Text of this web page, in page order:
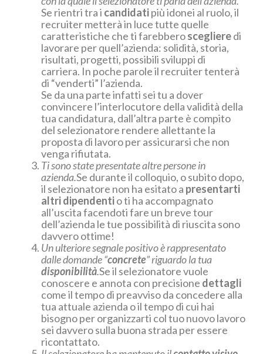
Se rientri tra i candidatipiù idonei al ruolo, il
recruiter metterà in luce tutte quelle
caratteristiche che ti farebberosceglieredi
lavorare per quell’azienda: solidità, storia,
risultati, progetti, possibili sviluppi di
carriera. In poche parole il recruiter tenterà
di “venderti” l’azienda.
Se da una parte infatti sei tu a dover
convincere l’interlocutore della validità della
tua candidatura, dall’altra parte è compito
del selezionatore rendere allettante la
proposta di lavoro per assicurarsi che non
venga rifiutata.
Ti sono state presentate altre persone in
azienda.Se durante il colloquio, o subito dopo,
il selezionatore non ha esitato a presentarti
altri dipendentio ti ha accompagnato
all’uscita facendoti fare un breve tour
dell’azienda le tue possibilità di riuscita sono
davvero ottime!
Un ulteriore segnale positivo è rappresentato
dalle domande “concrete” riguardo la tua
disponibilità.Se il selezionatore vuole
conoscere e annota con precisione dettagli
come il tempo di preavviso da concedere alla
tua attuale azienda o il tempo di cui hai
bisogno per organizzarti col tuo nuovo lavoro
sei davvero sulla buona strada per essere
ricontattato.